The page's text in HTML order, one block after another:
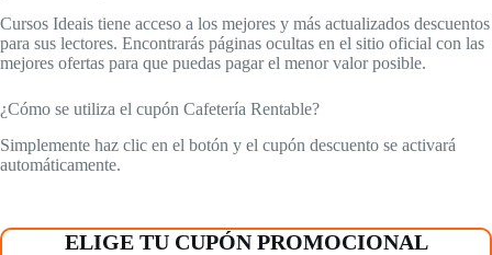
Cursos Ideais tiene acceso a los mejores y más actualizados descuentos
para sus lectores. Encontrarás páginas ocultas en el sitio oficial con las
mejores ofertas para que puedas pagar el menor valor posible.
¿Cómo se utiliza el cupón Cafetería Rentable?
Simplemente haz clic en el botón y el cupón descuento se activará
automáticamente.
ELIGE TU CUPÓN PROMOCIONAL